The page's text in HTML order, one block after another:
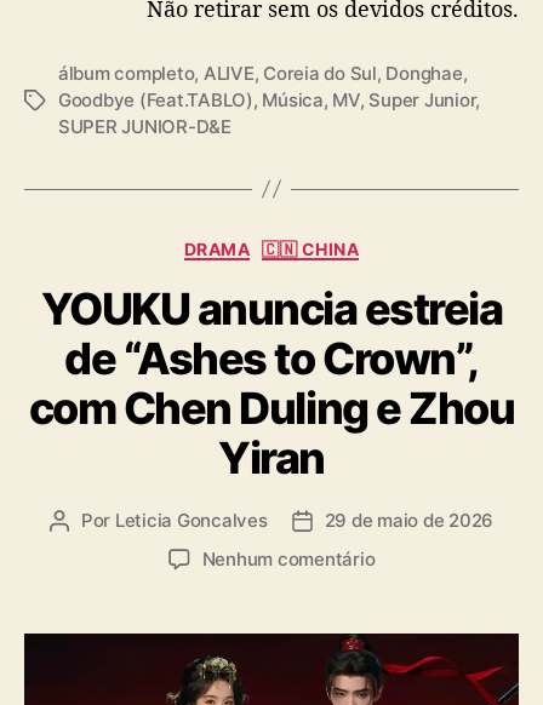
(
E
k
)
Não retirar sem os devidos créditos.
T
álbum completo, ALIVE, Coreia do Sul, Donghae,
Goodbye (Feat.TABLO), Música, MV, Super Junior,
SUPER JUNIOR-D&E
C
t
e
g
o
r
i
a
DRAMA 🇨🇳 CHINA
YOUKU anuncia estreia
de “Ashes to Crown”,
com Chen Duling e Zhou
Yiran
A
r
Por Leticia Goncalves
D
d
29 de maio de 2026
Nenhum comentárioe
O
U
K